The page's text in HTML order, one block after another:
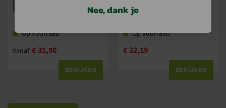
Op voorraad
Vanaf €31,50
BEKIJKEN
5 VERSIES
Op voorraad
€22,19
BEKIJKEN
Nee, dank je